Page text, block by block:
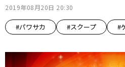
2019年08月20日 20:30
#パワサカ #スクープ #